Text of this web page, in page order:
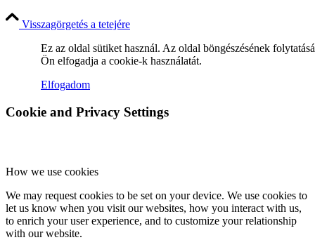
Miserend
A szentmise liturgiája
Visszagörgetés a tetejére
Ez az oldal sütiket használ. Az oldal böngészésének
Ön elfogadja a cookie-k használatát.
Elfogadom
Cookie and Privacy Settings
How we use cookies
We may request cookies to be set on your device. We use cookies to
let us know when you visit our websites, how you interact with us,
to enrich your user experience, and to customize your relationship
with our website.